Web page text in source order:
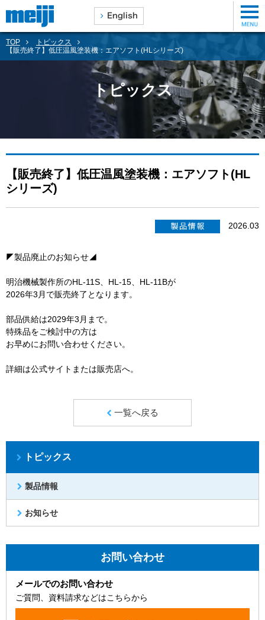
TOP
トピックス
【販売終了】低圧温風塗装機：エアソフト(HLシリーズ)
トピックス
【販売終了】低圧温風塗装機：エアソフト(HL
シリーズ)
2026.03
◤製品廃止のお知らせ◢
明治機械製作所のHL-11S、HL-15、HL-11Bが
2026年3月で販売終了となります。
部品供給は2029年3月まで。
特殊品をご検討中の方は
お早めにお問い合わせください。
詳細は公式サイトまたは販売店へ。
一覧へ戻る
トピックス
製品情報
お知らせ
お問い合わせ
メールでのお問い合わせ
ご質問、資料請求などはこちらから